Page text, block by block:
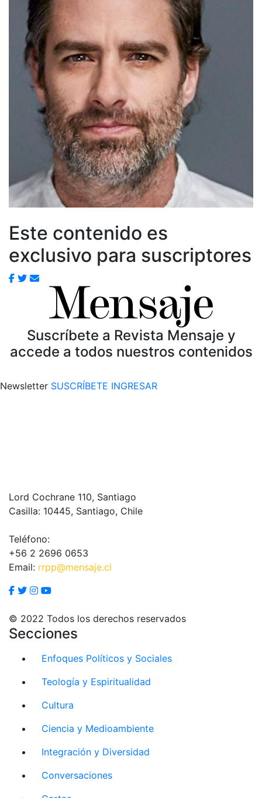
Este contenido es
exclusivo para suscriptores
Suscríbete a Revista Mensaje y
accede a todos nuestros contenidos
Newsletter SUSCRÍBETE INGRESAR
Lord Cochrane 110, Santiago
Casilla: 10445, Santiago, Chile
Teléfono:
+56 2 2696 0653
Email: rrpp@mensaje.cl
© 2022 Todos los derechos reservados
Secciones
Enfoques Políticos y Sociales
Teología y Espiritualidad
Cultura
Ciencia y Medioambiente
Integración y Diversidad
Conversaciones